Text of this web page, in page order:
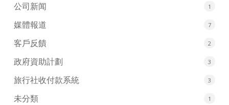
公司新闻 1
媒體報道 7
客戶反饋 2
政府資助計劃 3
旅行社收付款系統 3
未分類 1